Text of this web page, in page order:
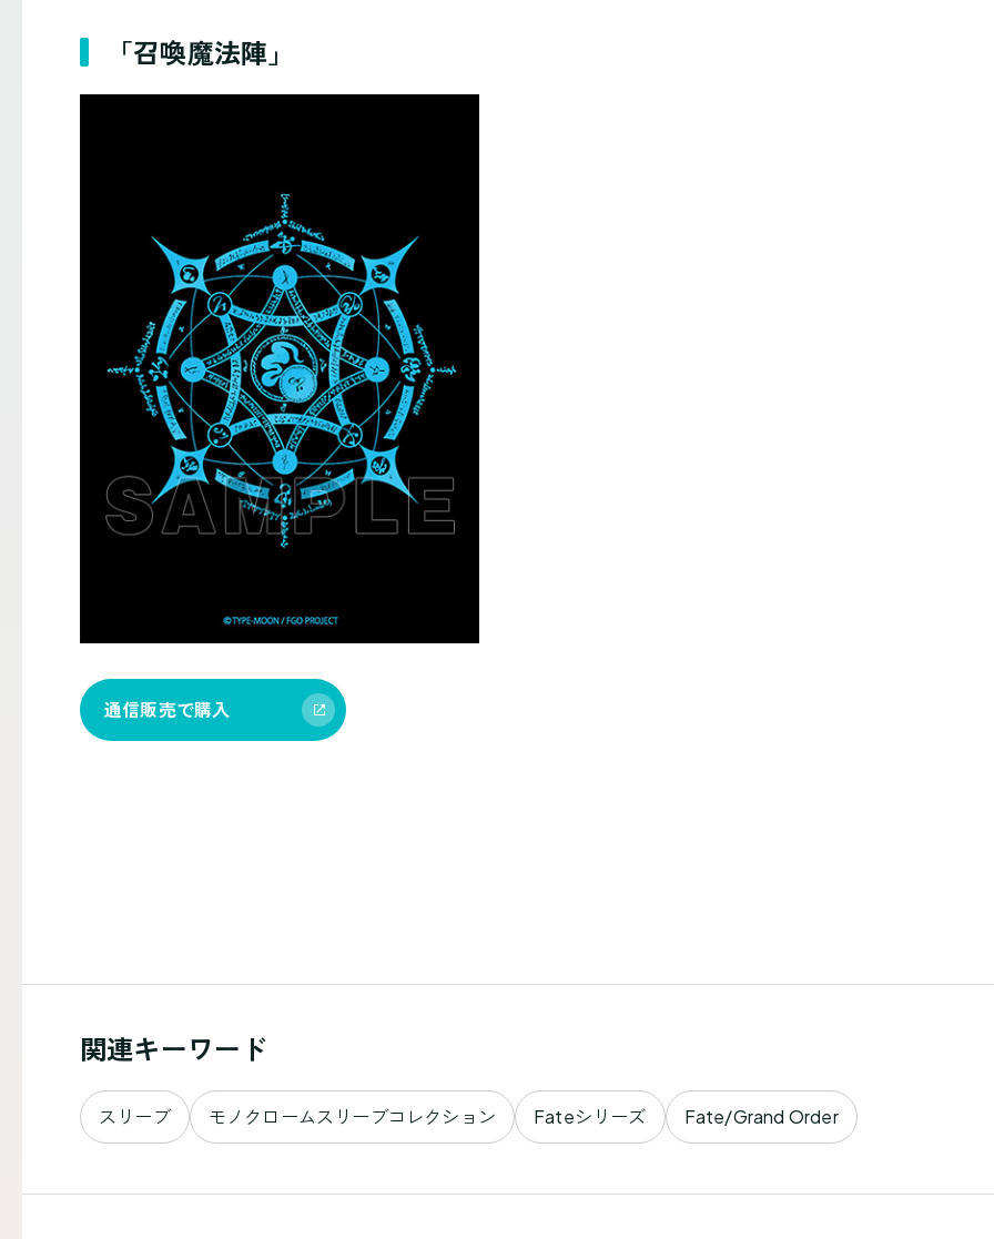
「召喚魔法陣」
通信販売で購入
関連キーワード
スリーブ モノクロームスリーブコレクション Fateシリーズ Fate/Grand Order